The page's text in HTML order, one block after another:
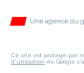
Une agence du
Ce site est protégé par
d'utilisation de Google